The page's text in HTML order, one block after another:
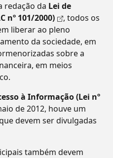
redação da Lei de
nº 101/2000)
, todos os
liberar ao pleno
da sociedade, em
sobre a
em meios
à Informação (Lei nº
de 2012, houve um
devem ser divulgadas
também devem